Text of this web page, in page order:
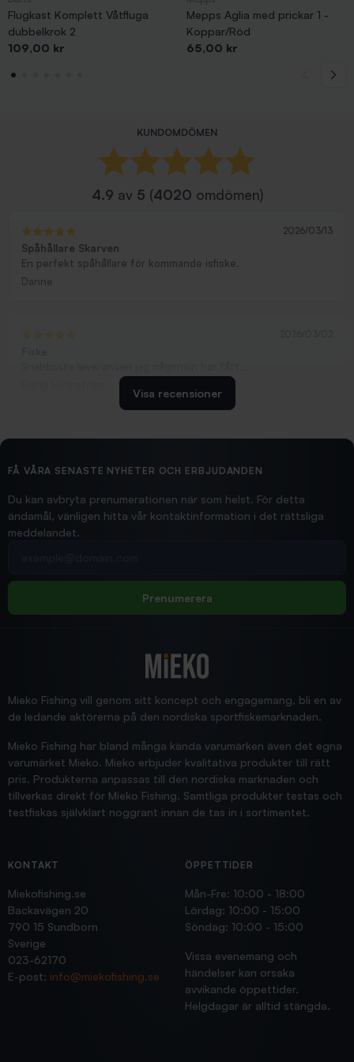
Flugkast Komplett Våtfluga
dubbelkrok 2
Pris
109,00 kr
Mepps Aglia med prickar 1 -
Koppar/Röd
Pris
65,00 kr
KUNDOMDÖMEN
4.9 av 5 (4020 omdömen)
2026/03/13
Spåhållare Skarven
En perfekt spåhållare för kommande isfiske.
Danne
2026/02/19
Hittade exakt vad jag behövde. Snabb och bra...
Jensa
Visa recensioner
FÅ VÅRA SENASTE NYHETER OCH ERBJUDANDEN
Du kan avbryta prenumerationen när som helst. För detta
ändamål, vänligen hitta vår kontaktinformation i det rättsliga
meddelandet.
Prenumerera
Mieko Fishing vill genom sitt koncept och engagemang, bli en av
de ledande aktörerna på den nordiska sportfiskemarknaden.
Mieko Fishing har bland många kända varumärken även det egna
varumärket Mieko. Mieko erbjuder kvalitativa produkter till rätt
pris. Produkterna anpassas till den nordiska marknaden och
tillverkas direkt för Mieko Fishing. Samtliga produkter testas och
testfiskas självklart noggrant innan de tas in i sortimentet.
KONTAKT
Miekofishing.se
Backavägen 20
790 15 Sundborn
Sverige
023-62170
E-post: info@miekofishing.se
ÖPPETTIDER
Mån-Fre: 10:00 - 18:00
Lördag: 10:00 - 15:00
Söndag: 10:00 - 15:00
Vissa evenemang och
händelser kan orsaka
avvikande öppettider.
Helgdagar är alltid stängda.